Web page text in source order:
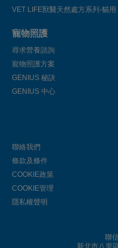
VET LIFE獸醫天然處方系列-貓用
寵物照護
尋求營養諮詢
寵物照護方案
GENIUS 秘訣
GENIUS 中心
聯絡我們
條款及條件
COOKIE政策
COOKIE管理
隱私權聲明
聯
新北市八里